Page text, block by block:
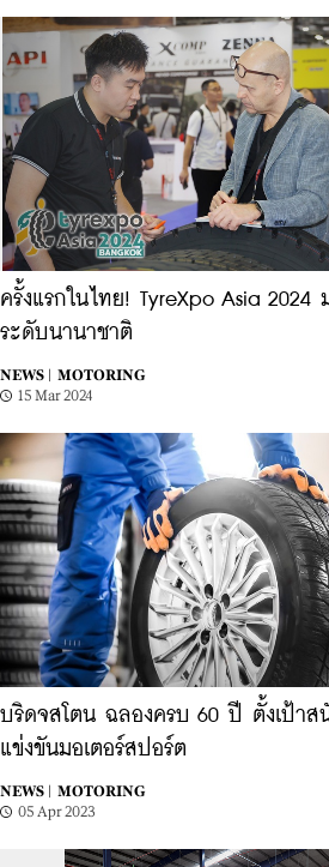
ครั้งแรกในไทย! TyreXpo Asia 2024
ระดับนานาชาติ
NEWS |
MOTORING
15 Mar 2024
บริดจสโตน ฉลองครบ 60 ปี ตั้งเป้าส
แข่งขันมอเตอร์สปอร์ต
NEWS |
MOTORING
05 Apr 2023